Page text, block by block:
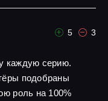
5 3
каждую серию.
подобраны
роль на 100%